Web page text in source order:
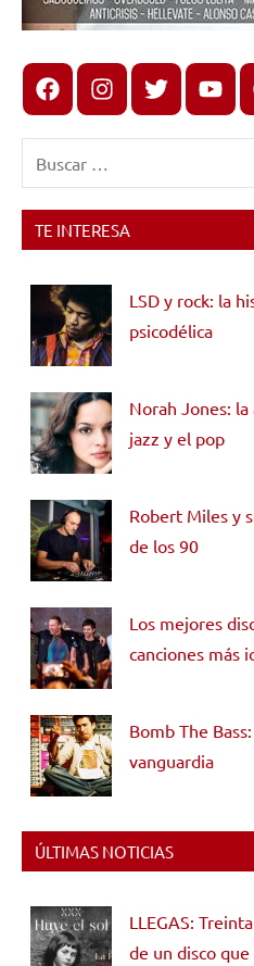
FacebookInstagram
X
TE INTERESA
LSD y rock: la
psicodélica
Norah Jones:
jazz y el pop
Robert Miles y
de los 90
Los mejores
canciones más
Bomb The
vanguardia
ÚLTIMAS NOTICIAS
LLEGAS:
de un disco